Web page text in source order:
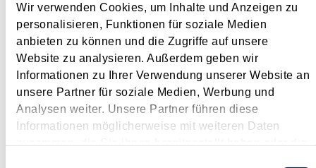
Wir verwenden Cookies, um Inhalte und Anzeigen zu
personalisieren, Funktionen für soziale Medien
anbieten zu können und die Zugriffe auf unsere
Website zu analysieren. Außerdem geben wir
Informationen zu Ihrer Verwendung unserer Website an
unsere Partner für soziale Medien, Werbung und
Analysen weiter. Unsere Partner führen diese
Informationen möglicherweise mit weiteren Daten
zusammen, die Sie ihnen bereitgestellt haben oder die
Klargestellt wird, dass ein integriertes...
Langtext
empfehlen drucken
Reparaturkosten infolge eines beruflich bedingten
Autounfalls
Februar 2015